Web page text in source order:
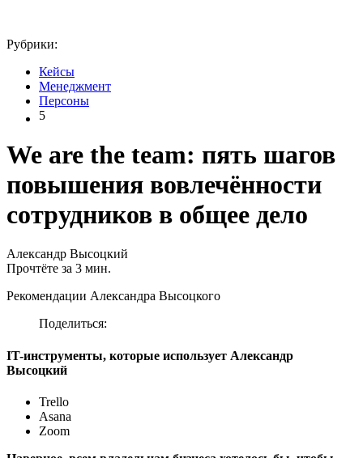
Рубрики:
Кейсы
Менеджмент
Персоны
5
We are the team: пять шагов
повышения вовлечённости
сотрудников в общее дело
Александр Высоцкий
Прочтёте за 3 мин.
Рекомендации Александра Высоцкого
Поделиться:
IT-инструменты, которые использует Александр
Высоцкий
Trello
Asana
Zoom